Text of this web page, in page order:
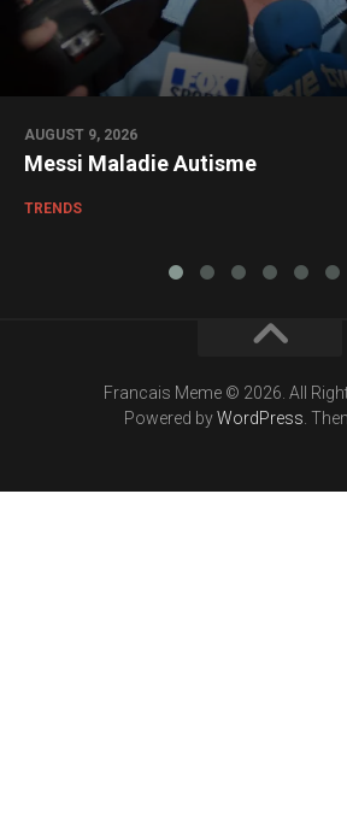
AUGUST 9, 2026
Messi Maladie Autisme
TRENDS
Francais Meme © 2026. All
Powered byWordPress.